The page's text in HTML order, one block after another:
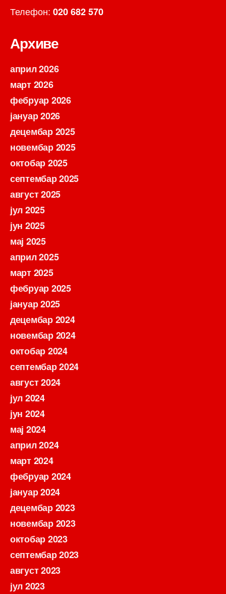
Телефон: 020 682 570
Архиве
април 2026
март 2026
фебруар 2026
јануар 2026
децембар 2025
новембар 2025
октобар 2025
септембар 2025
август 2025
јул 2025
јун 2025
мај 2025
април 2025
март 2025
фебруар 2025
јануар 2025
децембар 2024
новембар 2024
октобар 2024
септембар 2024
август 2024
јул 2024
јун 2024
мај 2024
април 2024
март 2024
фебруар 2024
јануар 2024
децембар 2023
новембар 2023
октобар 2023
септембар 2023
август 2023
јул 2023